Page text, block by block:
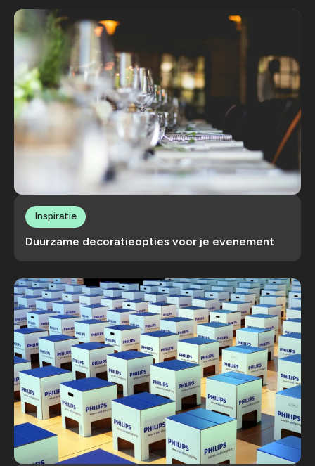
Duurzame decoratieopties voor je evenement
Inspiratie